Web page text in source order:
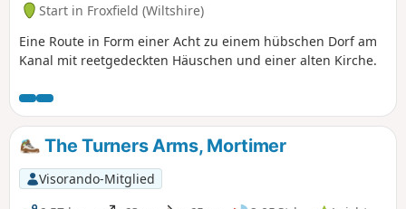
Start in Froxfield (Wiltshire)
Eine Route in Form einer Acht zu einem hübschen Dorf am
Kanal mit reetgedeckten Häuschen und einer alten Kirche.
The Turners Arms, Mortimer
Visorando-Mitglied